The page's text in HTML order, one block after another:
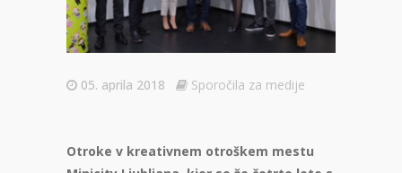
05. aprila 2018 Sporočila za medije
Otroke v kreativnem otroškem mestu